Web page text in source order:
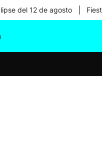
del 12 de agosto